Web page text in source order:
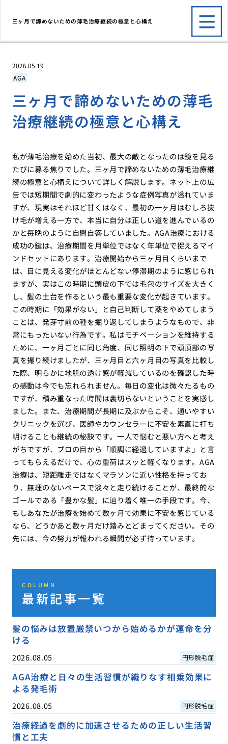
三ヶ月で諦めないための薄毛治療継続の極意と心構え
2026.05.19
AGA
三ヶ月で諦めないための薄毛
治療継続の極意と心構え
私が薄毛治療を始めた当初、最大の敵となったのは鏡を見る
たびに募る焦りでした。三ヶ月で諦めないための薄毛治療継
続の極意と心構えについて詳しく解説します。ネット上の広
告では短期間で劇的に変わったような症例写真が溢れていま
すが、現実はそれほど甘くはなく、最初の一ヶ月はむしろ抜
け毛が増える一方で、本当に自分は正しい道を進んでいるの
かと毎晩のように自問自答していました。AGA治療における
成功の鍵は、治療期間を月単位ではなく年単位で捉えるマイ
ンドセットにあります。治療開始から三ヶ月目くらいまで
は、目に見える変化がほとんどない停滞期のように感じられ
ますが、実はこの時期に頭皮の下では毛包のサイズを大きく
し、髪の土台を作るという最も重要な変化が起きています。
この時期に「効果がない」と自己判断して薬をやめてしまう
ことは、発芽寸前の種を掘り返してしまうようなもので、非
常にもったいない行為です。私はモチベーションを維持する
ために、一ヶ月ごとに同じ角度、同じ照明の下で頭頂部の写
真を撮り続けましたが、三ヶ月目と六ヶ月目の写真を比較し
た際、明らかに地肌の透け感が軽減しているのを確認した時
の感動は今でも忘れられません。毎日の変化は微々たるもの
ですが、積み重なった時間は裏切らないということを実感し
ました。また、治療期間が長期に及ぶからこそ、通いやすい
クリニックを選び、医師やカウンセラーに不安を素直に打ち
明けることも継続の秘訣です。一人で悩むと悪い方へと考え
がちですが、プロの目から「順調に経過していますよ」と言
ってもらえるだけで、心の重荷はスッと軽くなります。AGA
治療は、短距離走ではなくマラソンに近い性格を持ってお
り、無理のないペースで淡々と走り続けることが、最終的な
ゴールである「豊かな髪」に辿り着く唯一の手段です。今、
もしあなたが治療を始めて数ヶ月で効果に不安を感じている
なら、どうかあと数ヶ月だけ踏みとどまってください。その
先には、今の努力が報われる瞬間が必ず待っています。
COLUMN
最新記事一覧
髪の悩みは放置厳禁いつから始めるかが運命を分
ける
2026.08.05 円形脱毛症
AGA治療と日々の生活習慣が織りなす相乗効果に
よる発毛術
2026.08.05 円形脱毛症
治療経過を劇的に加速させるための正しい生活習
慣と工夫